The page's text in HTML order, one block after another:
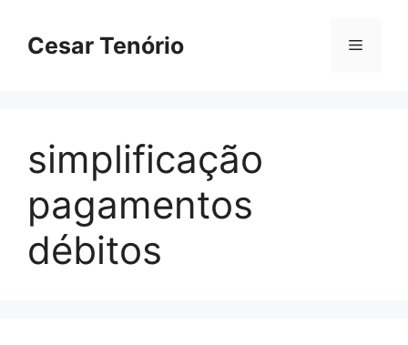
Cesar Tenório Menu
simplificação
pagamentos
débitos